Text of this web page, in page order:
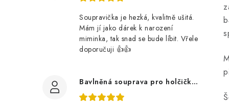
Soupravička je hezká, kvalitně ušitá.
Mám jí jako dárek k narození
miminka, tak snad se bude líbit. Vřele
doporučuji 👍👍
Bavlněná souprava pro holčičku, tmavé květy